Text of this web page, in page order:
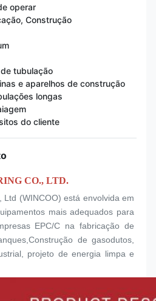
operar
Construção
tubulação
e aparelhos de construção
longas
do cliente
CO., LTD.
Ltd (WINCOO) está envolvida em
mais adequados para
EPC/C na fabricação de
de gasodutos,
projeto de energia limpa e